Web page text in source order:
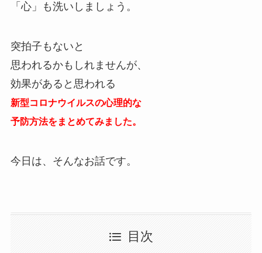
「心」も洗いしましょう。
突拍子もないと
思われるかもしれませんが、
効果があると思われる
新型コロナウイルスの心理的な
予防方法をまとめてみました。
今日は、そんなお話です。
目次